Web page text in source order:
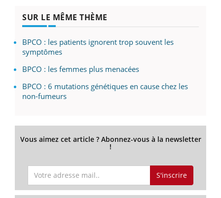
SUR LE MÊME THÈME
BPCO : les patients ignorent trop souvent les
symptômes
BPCO : les femmes plus menacées
BPCO : 6 mutations génétiques en cause chez les
non-fumeurs
Vous aimez cet article ? Abonnez-vous à la newsletter
!
S'inscrire